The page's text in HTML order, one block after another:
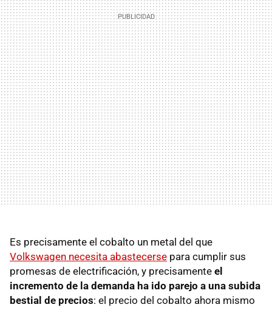
Es precisamente el cobalto un metal del que
Volkswagen necesita abastecerse para cumplir sus
promesas de electrificación, y precisamente el
incremento de la demanda ha ido parejo a una subida
bestial de precios: el precio del cobalto ahora mismo